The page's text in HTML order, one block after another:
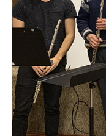
Enviado por
UHE